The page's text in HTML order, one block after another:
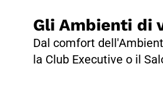
Gli Ambienti di
Dal comfort
la Club Executive o il